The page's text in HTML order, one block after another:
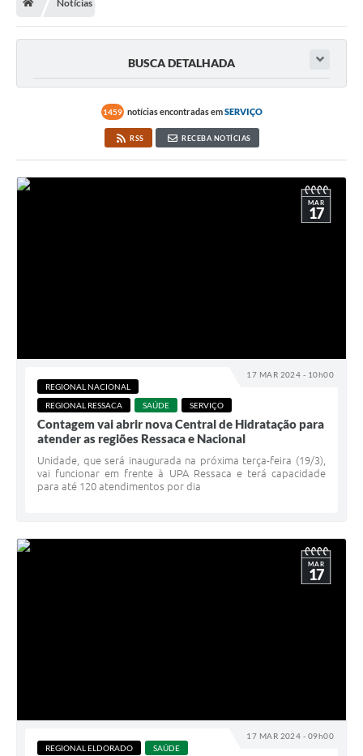
Notícias
BUSCA DETALHADA
1459 notícias encontradas emSERVIÇO
RSS RECEBA NOTÍCIAS
17 MAR 2024 - 10h00
MAR
17
REGIONAL NACIONAL
REGIONAL RESSACA
SAÚDE SERVIÇO
Contagem vai abrir nova Central de Hidratação para
atender as regiões Ressaca e Nacional
Unidade, que será inaugurada na próxima terça-feira (19/3),
vai funcionar em frente à UPA Ressaca e terá capacidade
para até 120 atendimentos por dia
17 MAR 2024 - 09h00
MAR
17
REGIONAL ELDORADO
SAÚDE